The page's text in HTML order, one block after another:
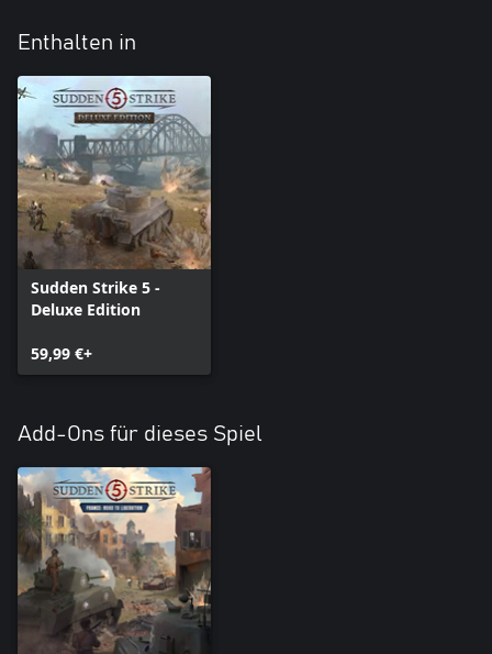
Enthalten in
Sudden Strike 5 -
Deluxe Edition
59,99 €+
Add-Ons für dieses Spiel